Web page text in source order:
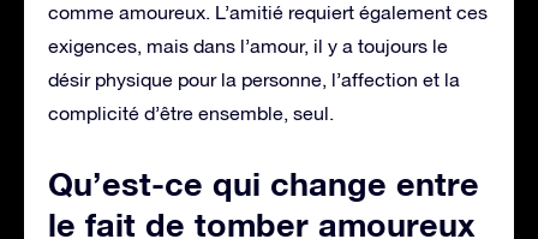
comme amoureux. L’amitié requiert également ces
exigences, mais dans l’amour, il y a toujours le
désir physique pour la personne, l’affection et la
complicité d’être ensemble, seul.
Qu’est-ce qui change entre
le fait de tomber amoureux